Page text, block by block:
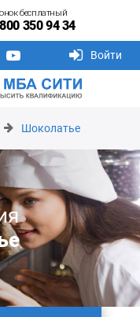
бесплатный
350 94 34
Войти
Шоколатье